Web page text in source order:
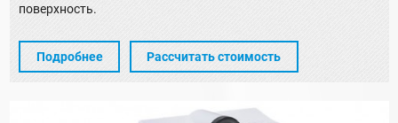
поверхность.
Подробнее Рассчитать стоимость